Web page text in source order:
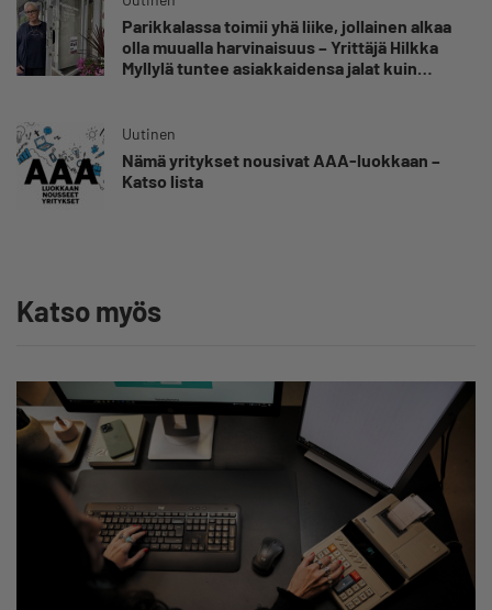
Parikkalassa toimii yhä liike, jollainen alkaa
olla muualla harvinaisuus – Yrittäjä Hilkka
Myllylä tuntee asiakkaidensa jalat kuin
Uutinen
Nämä yritykset nousivat AAA-luokkaan –
Katso lista
Katso myös